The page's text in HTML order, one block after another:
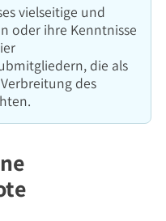
vielseitige und
oder ihre Kenntnisse
die als
des